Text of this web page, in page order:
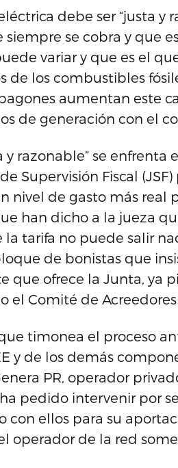
debe ser “justa y
siempre se cobra y que
variar y que es el
de los combustibles
aumentan este
de generación con el
razonable” se enfrenta
Supervisión Fiscal
nivel de gasto más real
han dicho a la jueza
tarifa no puede salir
de bonistas que
que ofrece la Junta, ya
el Comité de
timonea el proceso
y de los demás
PR, operador
pedido intervenir por
con ellos para su
operador de la red